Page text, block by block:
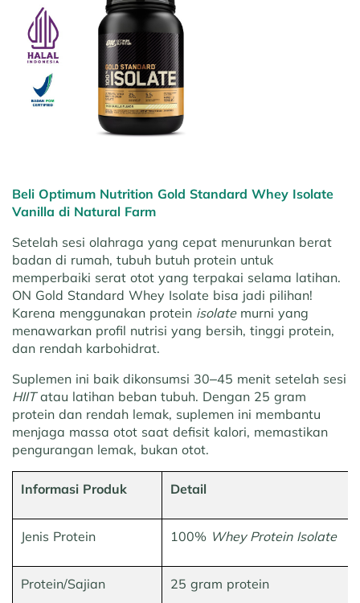
Beli Optimum Nutrition Gold Standard Whey Isolate
Vanilla di Natural Farm
Setelah sesi olahraga yang cepat menurunkan berat
badan di rumah, tubuh butuh protein untuk
memperbaiki serat otot yang terpakai selama latihan.
ON Gold Standard Whey Isolate bisa jadi pilihan!
Karena menggunakan protein isolatemurni yang
menawarkan profil nutrisi yang bersih, tinggi protein,
dan rendah karbohidrat.
Suplemen ini baik dikonsumsi 30–45 menit setelah sesi
HIITatau latihan beban tubuh. Dengan 25 gram
protein dan rendah lemak, suplemen ini membantu
menjaga massa otot saat defisit kalori, memastikan
pengurangan lemak, bukan otot.
Informasi Produk Detail
Jenis Protein 100% Whey Protein Isolate
Protein/Sajian 25 gram protein